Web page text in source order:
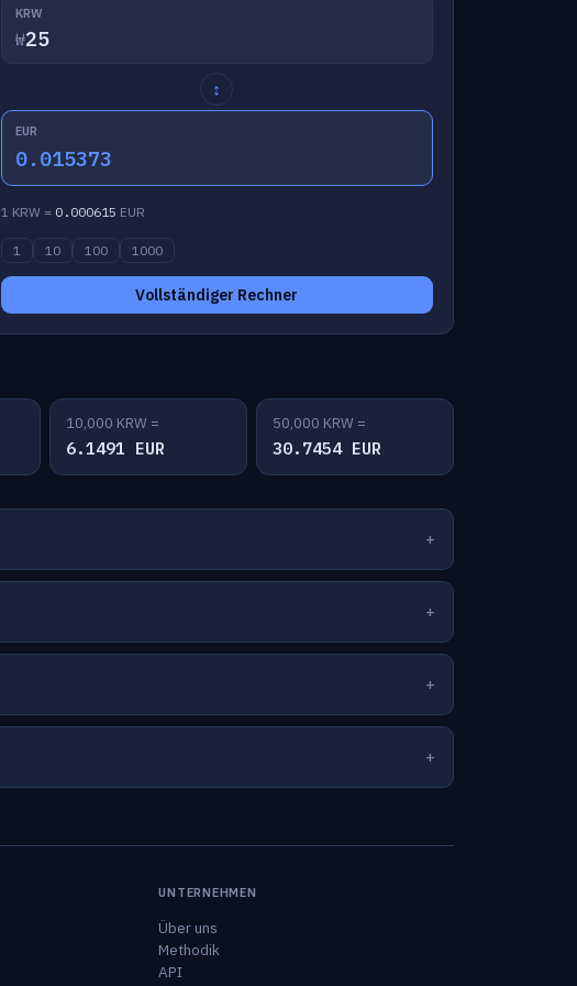
KRW
₩
↕
EUR
0.015373
1 KRW = 0.000615 EUR
1 10 100 1000
Vollständiger Rechner
10,000 KRW =
6.1491 EUR
50,000 KRW =
30.7454 EUR
UNTERNEHMEN
Über uns
Methodik
API